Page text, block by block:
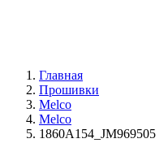
Главная
Прошивки
Melco
Melco
1860A154_JM969505